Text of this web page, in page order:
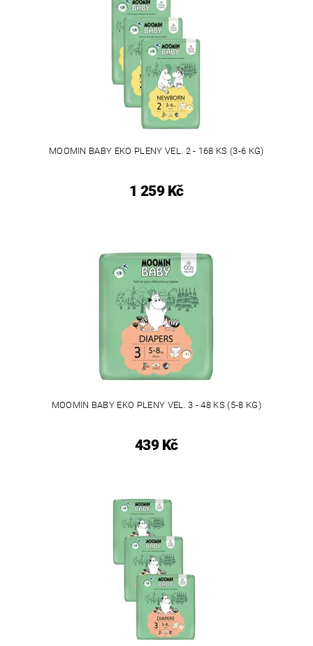
MOOMIN BABY EKO PLENY VEL. 2 - 168 KS (3-6 KG)
1 259 Kč
MOOMIN BABY EKO PLENY VEL. 3 - 48 KS (5-8 KG)
439 Kč